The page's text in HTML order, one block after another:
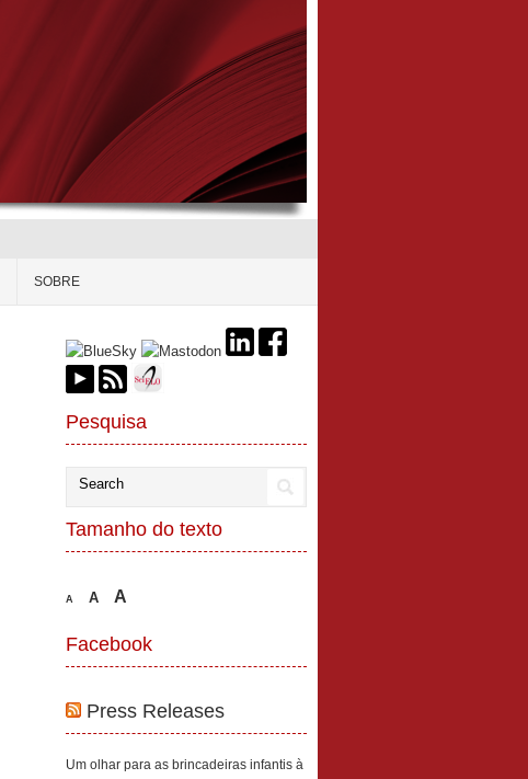
SOBRE
Pesquisa
Tamanho do texto
A A A
Facebook
Press Releases
Um olhar para as brincadeiras infantis à